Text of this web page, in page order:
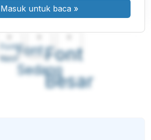
Font
Kecil
Font
Sedang
Font
Besar
Masuk untuk baca »